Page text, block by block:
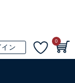
イン
0